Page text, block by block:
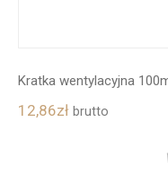
Kratka wentylacyjna
12,86zł brutto